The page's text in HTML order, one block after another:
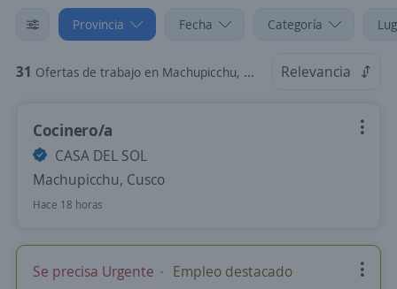
Provincia Fecha Categoría
31 Ofertas de trabajo en Machupicchu, Cusco Relevancia
Cocinero/a
CASA DEL SOL
Machupicchu, Cusco
Hace 18 horas
Se precisa Urgente Empleo destacado